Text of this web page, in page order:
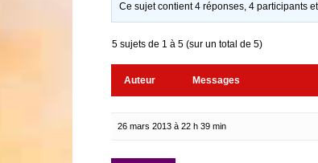
Ce sujet contient 4 réponses, 4 participants
5 sujets de 1 à 5 (sur un total de 5)
Auteur Messages
26 mars 2013 à 22 h 39 min